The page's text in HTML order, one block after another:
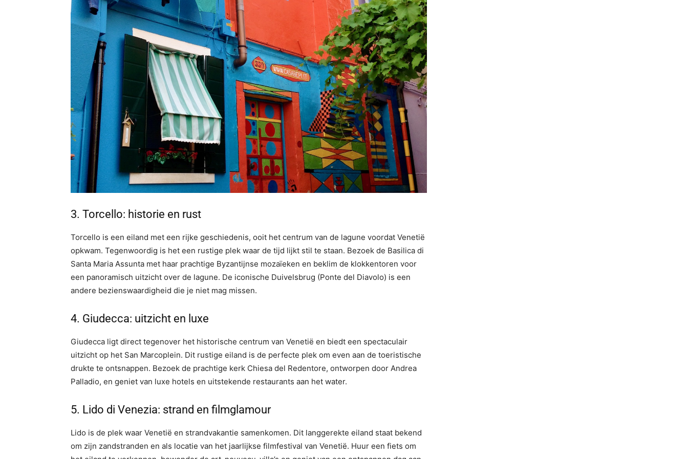
3.⁠ ⁠Torcello: historie en rust
Torcello is een eiland met een rijke geschiedenis, ooit het centrum van de lagune voordat Venetië
opkwam. Tegenwoordig is het een rustige plek waar de tijd lijkt stil te staan. Bezoek de Basilica di
Santa Maria Assunta met haar prachtige Byzantijnse mozaïeken en beklim de klokkentoren voor
een panoramisch uitzicht over de lagune. De iconische Duivelsbrug (Ponte del Diavolo) is een
andere bezienswaardigheid die je niet mag missen.
4.⁠ ⁠Giudecca: uitzicht en luxe
Giudecca ligt direct tegenover het historische centrum van Venetië en biedt een spectaculair
uitzicht op het San Marcoplein. Dit rustige eiland is de perfecte plek om even aan de toeristische
drukte te ontsnappen. Bezoek de prachtige kerk Chiesa del Redentore, ontworpen door Andrea
Palladio, en geniet van luxe hotels en uitstekende restaurants aan het water.
5.⁠ ⁠Lido di Venezia: strand en filmglamour
Lido is de plek waar Venetië en strandvakantie samenkomen. Dit langgerekte eiland staat bekend
om zijn zandstranden en als locatie van het jaarlijkse filmfestival van Venetië. Huur een fiets om